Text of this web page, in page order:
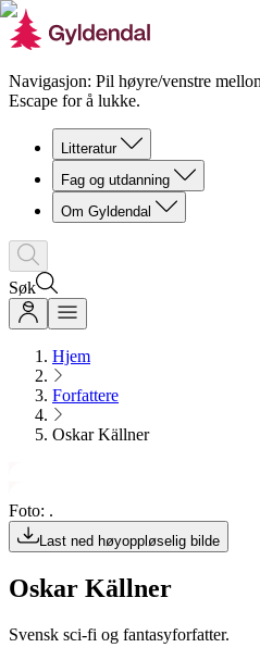
Navigasjon: Pil høyre/venstre
Escape for å lukke.
Litteratur
Fag og utdanning
Om Gyldendal
Søk
Hjem
Forfattere
Oskar Källner
Foto: .
Last ned høyoppløselig bilde
Oskar Källner
Svensk sci-fi og fantasyforfatter.